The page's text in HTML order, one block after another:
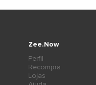
Zee.Now
Perfil
Recompra
Lojas